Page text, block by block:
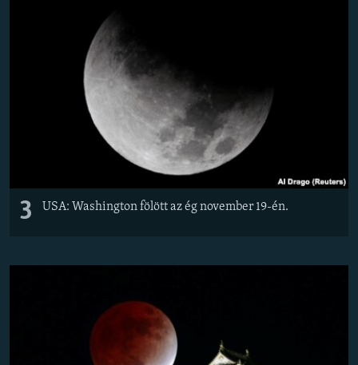
3 USA: Washington fölött az ég november 19-én.